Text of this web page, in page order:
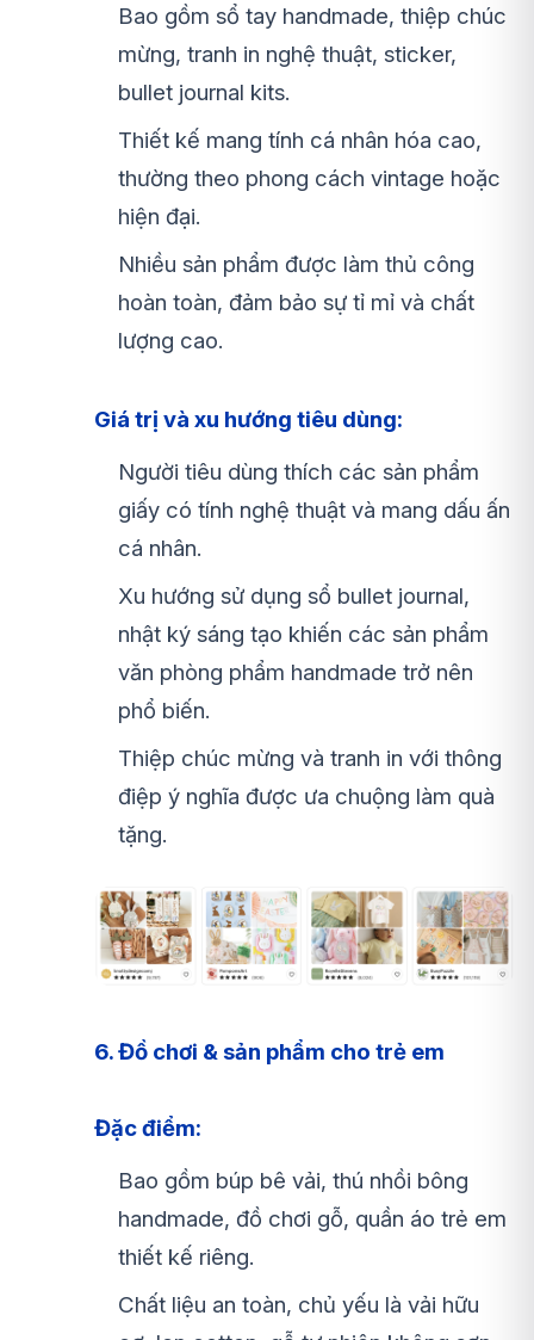
Bao gồm sổ tay handmade, thiệp chúc
mừng, tranh in nghệ thuật, sticker,
bullet journal kits.
Thiết kế mang tính cá nhân hóa cao,
thường theo phong cách vintage hoặc
hiện đại.
Nhiều sản phẩm được làm thủ công
hoàn toàn, đảm bảo sự tỉ mỉ và chất
lượng cao.
Giá trị và xu hướng tiêu dùng:
Người tiêu dùng thích các sản phẩm
giấy có tính nghệ thuật và mang dấu ấn
cá nhân.
Xu hướng sử dụng sổ bullet journal,
nhật ký sáng tạo khiến các sản phẩm
văn phòng phẩm handmade trở nên
phổ biến.
Thiệp chúc mừng và tranh in với thông
điệp ý nghĩa được ưa chuộng làm quà
tặng.
6. Đồ chơi & sản phẩm cho trẻ em
Đặc điểm:
Bao gồm búp bê vải, thú nhồi bông
handmade, đồ chơi gỗ, quần áo trẻ em
thiết kế riêng.
Chất liệu an toàn, chủ yếu là vải hữu